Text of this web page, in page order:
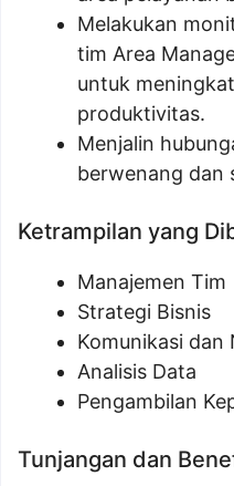
Melakukan
tim Area
untuk
produktivitas.
Menjalin
berwenang dan
Ketrampilan yang
Manajemen Tim
Strategi Bisnis
Komunikasi dan
Analisis Data
Pengambilan
Tunjangan dan